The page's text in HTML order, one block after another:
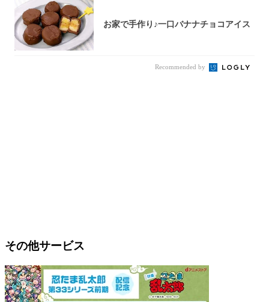
お家で手作り♪一口バナナチョコアイス
Recommended by
その他サービス